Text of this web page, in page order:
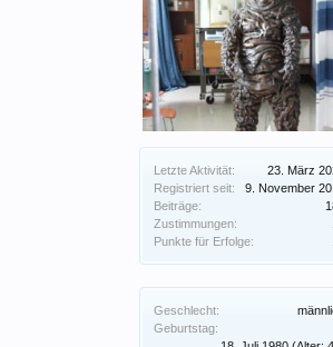
Letzte Aktivität:
23. März
Registriert seit:
9. November
Beiträge:
Zustimmungen:
Punkte für Erfolge:
Geschlecht:
Geburtstag: